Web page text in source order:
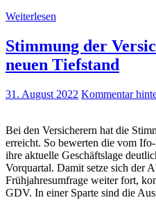
Weiterlesen
Stimmung der
neuen Tiefstand
31. August 2022 Kommentar
Bei den Versicherern hat die
erreicht. So bewerten die vom
ihre aktuelle Geschäftslage
Vorquartal. Damit setze sich der
Frühjahresumfrage weiter fort,
GDV. In einer Sparte sind die